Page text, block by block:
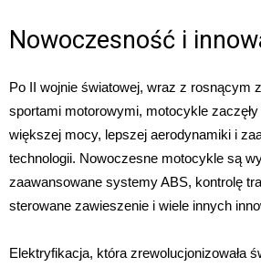
Nowoczesność i
Po II wojnie światowej, wraz z rosnącym
sportami motorowymi, motocykle
większej mocy, lepszej aerodynamiki i
technologii. Nowoczesne motocykle są
zaawansowane systemy ABS, kontrolę
sterowane zawieszenie i wiele innych
Elektryfikacja, która zrewolucjonizowała